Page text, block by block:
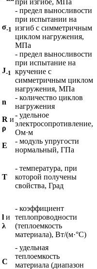
σ-1
- предел выносливости
при испытании на
изгиб с симметричным
циклом нагружения,
МПа
J-1
- предел выносливости
при испытание на
кручение с
симметричным циклом
нагружения, МПа
n
- количество циклов
нагружения
R и
ρ
- удельное
электросопротивление,
Ом·м
E
- модуль упругости
нормальный, ГПа
T
- температура, при
которой получены
свойства, Град
l и
λ
- коэффициент
теплопроводности
(теплоемкость
материала), Вт/(м·°С)
C
- удельная
теплоемкость
материала (диапазон